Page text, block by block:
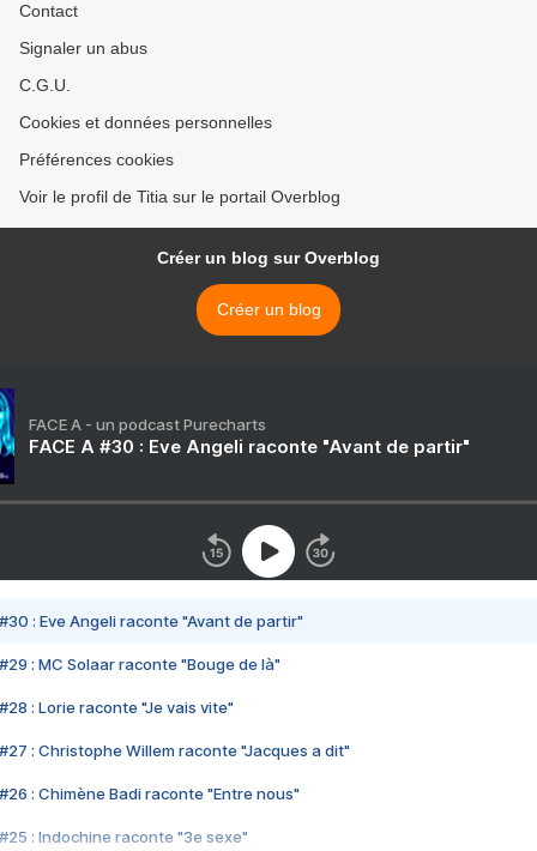
Contact
Signaler un abus
C.G.U.
Cookies et données personnelles
Préférences cookies
Voir le profil de Titia sur le portail Overblog
Créer un blog sur Overblog
Créer un blog
FACE A - un podcast Purecharts
FACE A #30 : Eve Angeli raconte "Avant de partir"
#30 : Eve Angeli raconte "Avant de partir"
#29 : MC Solaar raconte "Bouge de là"
#28 : Lorie raconte "Je vais vite"
#27 : Christophe Willem raconte "Jacques a dit"
#26 : Chimène Badi raconte "Entre nous"
#25 : Indochine raconte "3e sexe"